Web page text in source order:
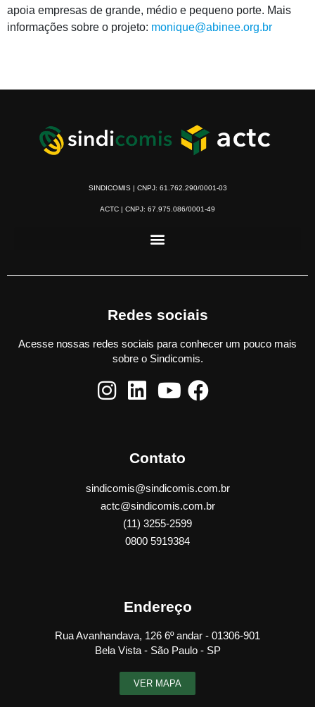
apoia empresas de grande, médio e pequeno porte. Mais
informações sobre o projeto: monique@abinee.org.br
SINDICOMIS | CNPJ: 61.762.290/0001-03
ACTC | CNPJ: 67.975.086/0001-49
Redes sociais
Acesse nossas redes sociais para conhecer um pouco mais
sobre o Sindicomis.
Contato
sindicomis@sindicomis.com.br
actc@sindicomis.com.br
(11) 3255-2599
0800 5919384
Endereço
Rua Avanhandava, 126 6º andar - 01306-901
Bela Vista - São Paulo - SP
VER MAPA